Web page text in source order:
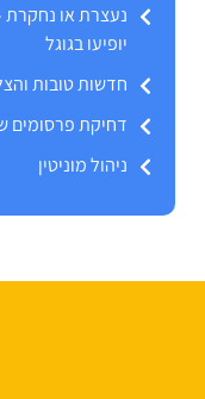
נעצרת או נחקרת
יופיעו בגוגל
חדשות טובות
דחיקת פרסומים
ניהול מוניטין